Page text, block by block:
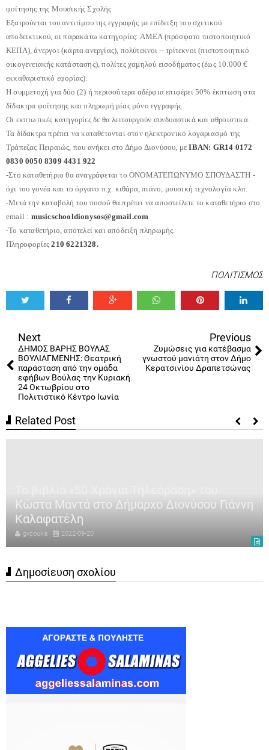
φοίτησης της Μουσικής Σχολής
Εξαιρούνται του αντιτίμου της εγγραφής με επίδειξη του σχετικού
αποδεικτικού, οι παρακάτω κατηγορίες: ΑΜΕΑ (πρόσφατο πιστοποιητικό
ΚΕΠΑ), άνεργοι (κάρτα ανεργίας), πολύτεκνοι – τρίτεκνοι (πιστοποιητικό
οικογενειακής κατάστασης), πολίτες χαμηλού εισοδήματος (έως 10.000 €
εκκαθαριστικό εφορίας).
Η συμμετοχή για δύο (2) ή περισσότερα αδέρφια επιφέρει 50% έκπτωση στα
δίδακτρα φοίτησης και πληρωμή μίας μόνο εγγραφής.
Οι εκπτωτικές κατηγορίες δε θα λειτουργούν συνδυαστικά και αθροιστικά.
Τα δίδακτρα πρέπει να καταθέτονται στον ηλεκτρονικό λογαριασμό της
Τράπεζας Πειραιώς, που ανήκει στο Δήμο Διονύσου, με ΙΒΑΝ: GR14 0172
0830 0050 8309 4431 922
-Στο καταθετήριο θα αναγράφεται το ΟΝΟΜΑΤΕΠΩΝΥΜΟ ΣΠΟΥΔΑΣΤΗ -
όχι του γονέα και το όργανο π.χ. κιθάρα, πιάνο, μουσική τεχνολογία κλπ.
-Μετά την καταβολή του ποσού θα πρέπει να αποστείλετε το καταθετήριο στο
email : musicschooldionysos@gmail.com
-Το καταθετήριο, αποτελεί και απόδειξη πληρωμής.
Πληροφορίες 210 6221328.
ΠΟΛΙΤΙΣΜΟΣ
Next
ΔΗΜΟΣ ΒΑΡΗΣ ΒΟΥΛΑΣ
ΒΟΥΛΙΑΓΜΕΝΗΣ: Θεατρική
παράσταση από την οµάδα
εφήβων Βούλας την Κυριακή
24 Οκτωβρίου στο
Πολιτιστικό Κέντρο Ιωνία
Previous
Ζυμώσεις για κατέβασμα
γνωστού μανιάτη στον Δήμο
Κερατσινίου Δραπετσώνας
Related Post
Κώστα Μαντά στο Δήμαρχο Διονύσου Γιάννη
Καλαφατέλη
gxcoukis 2022-09-20
Δημοσίευση σχολίου